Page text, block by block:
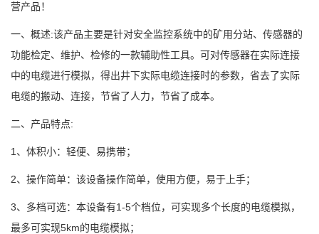
营产品！
一、概述:该产品主要是针对安全监控系统中的矿用分站、传感器的
功能检定、维护、检修的一款辅助性工具。可对传感器在实际连接
中的电缆进行模拟，得出井下实际电缆连接时的参数，省去了实际
电缆的搬动、连接，节省了人力，节省了成本。
二、产品特点:
1 、体积小：轻便、易携带；
2、操作简单：该设备操作简单，使用方便，易于上手；
3、多档可选：本设备有1-5个档位，可实现多个长度的电缆模拟，
最多可实现5km的电缆模拟；